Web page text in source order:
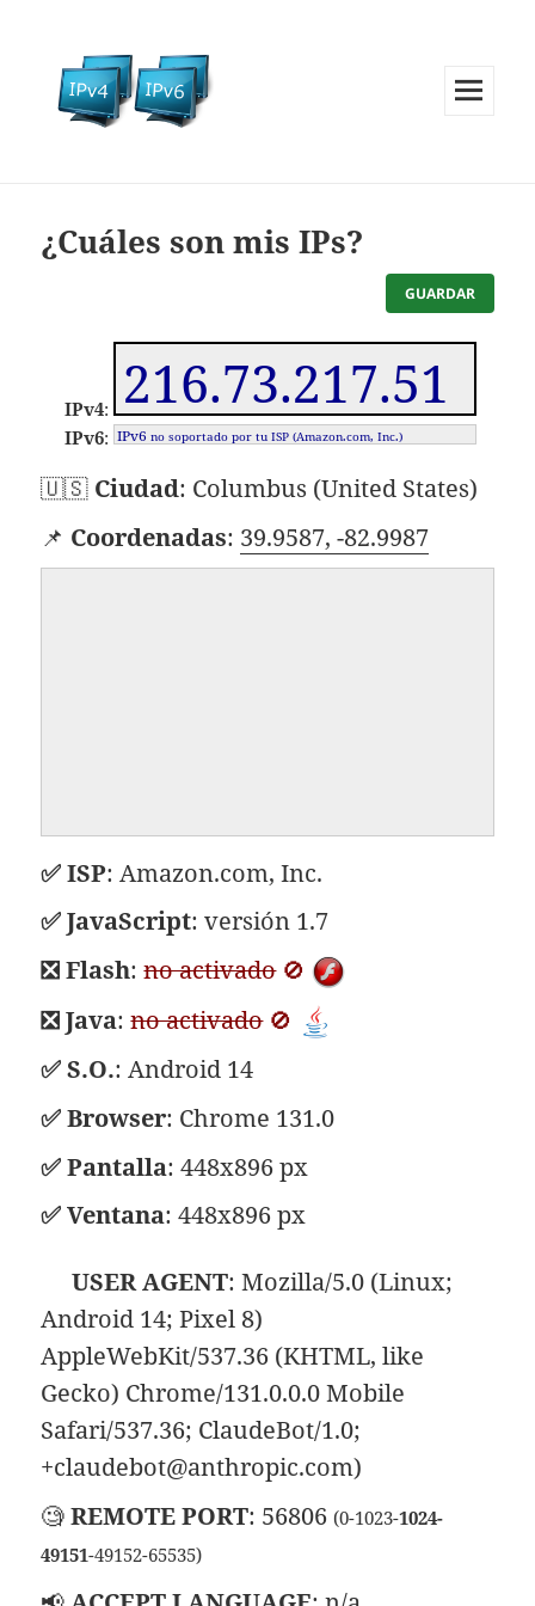
¿Cuáles son mis IPs?
GUARDAR
IPv4: 216.73.217.51
IPv6: IPv6no soportado por tu ISP (Amazon.com, Inc.)
🇺🇸 Ciudad: Columbus (United States)
📌 Coordenadas: 39.9587, -82.9987
✅ ISP:Amazon.com, Inc.
✅ JavaScript: versión 1.7
❎ Flash:no activado🚫
❎ Java:no activado🚫
✅S.O.: Android 14
✅ Browser: Chrome 131.0
✅ Pantalla:448x896 px
✅ Ventana:448x896 px
USER AGENT:Mozilla/5.0 (Linux;
Android 14; Pixel 8)
AppleWebKit/537.36 (KHTML, like
Gecko) Chrome/131.0.0.0 Mobile
Safari/537.36; ClaudeBot/1.0;
+claudebot@anthropic.com)
🧐REMOTE PORT: 56806(0-1023-1024-
49151-49152-65535)